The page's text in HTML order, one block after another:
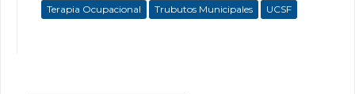
Terapia Ocupacional
Trubutos Municipales UCSF